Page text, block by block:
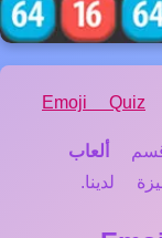
Emoji Quiz
ألعاب
لدينا.